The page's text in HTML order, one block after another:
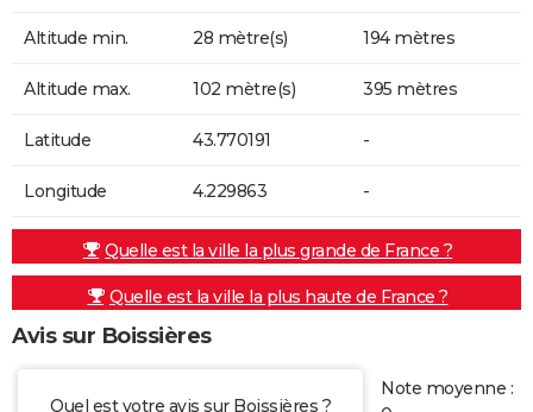
Altitude min. 28 mètre(s) 194 mètres
Altitude max. 102 mètre(s) 395 mètres
Latitude 43.770191 -
Longitude 4.229863 -
Quelle est la ville la plus grande de France ?
Quelle est la ville la plus haute de France ?
Avis sur Boissières
Quel est votre avis sur Boissières ?
Note moyenne :